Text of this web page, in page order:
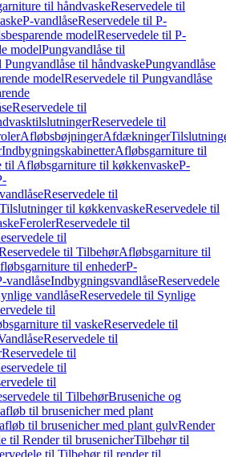
til håndvaskeReservedele til
P-vandlåseReservedele til P-
modelReservedele til P-
modelPungvandlåse til
Pungvandlåse til håndvaskePungvandlåse
modelReservedele til Pungvandlåse
Reservedele til
Reservedele til
AfløbsbøjningerAfdækninger
IndbygningskabinetterAfløbsgarniture til
til Afløbsgarniture til køkkenvaskeP-
Reservedele til
Tilslutninger til køkkenvaskeReservedele til
FerolerReservedele til
til
til TilbehørAfløbsgarniture til
til enhederP-
vandlåseIndbygningsvandlåseReservedele
vandlåseReservedele til Synlige
til
til vaskeReservedele til
Reservedele til
Reservedele til
til
til
til TilbehørBruseniche og
til brusenicher med plant
til brusenicher med plant gulvRender
til Render til brusenicherTilbehør til
til Tilbehør til render til